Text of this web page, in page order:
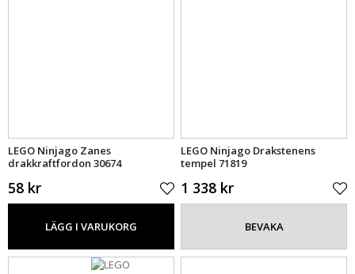
LEGO Ninjago Zanes
drakkraftfordon 30674
58 kr
LÄGG I VARUKORG
LEGO Ninjago Drakstenens
tempel 71819
1 338 kr
BEVAKA